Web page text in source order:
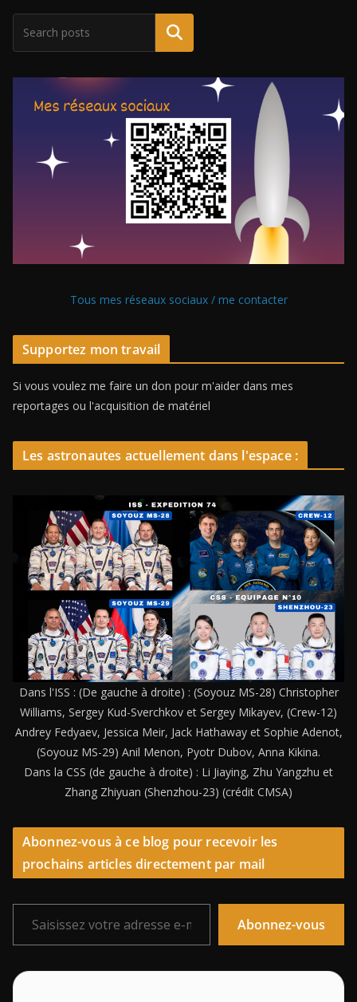
Tous mes réseaux sociaux / me contacter
Supportez mon travail
Si vous voulez me faire un don pour m'aider dans mes
reportages ou l'acquisition de matériel
Les astronautes actuellement dans l'espace :
Dans l'ISS : (De gauche à droite) : (Soyouz MS-28) Christopher
Williams, Sergey Kud-Sverchkov et Sergey Mikayev, (Crew-12)
Andrey Fedyaev, Jessica Meir, Jack Hathaway et Sophie Adenot,
(Soyouz MS-29) Anil Menon, Pyotr Dubov, Anna Kikina.
Dans la CSS (de gauche à droite) : Li Jiaying, Zhu Yangzhu et
Zhang Zhiyuan (Shenzhou-23) (crédit CMSA)
Abonnez-vous à ce blog pour recevoir les
prochains articles directement par mail
Saisissez votre adresse e-mail…
Abonnez-vous